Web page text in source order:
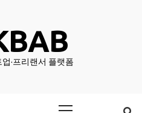
·프리랜서 플랫폼